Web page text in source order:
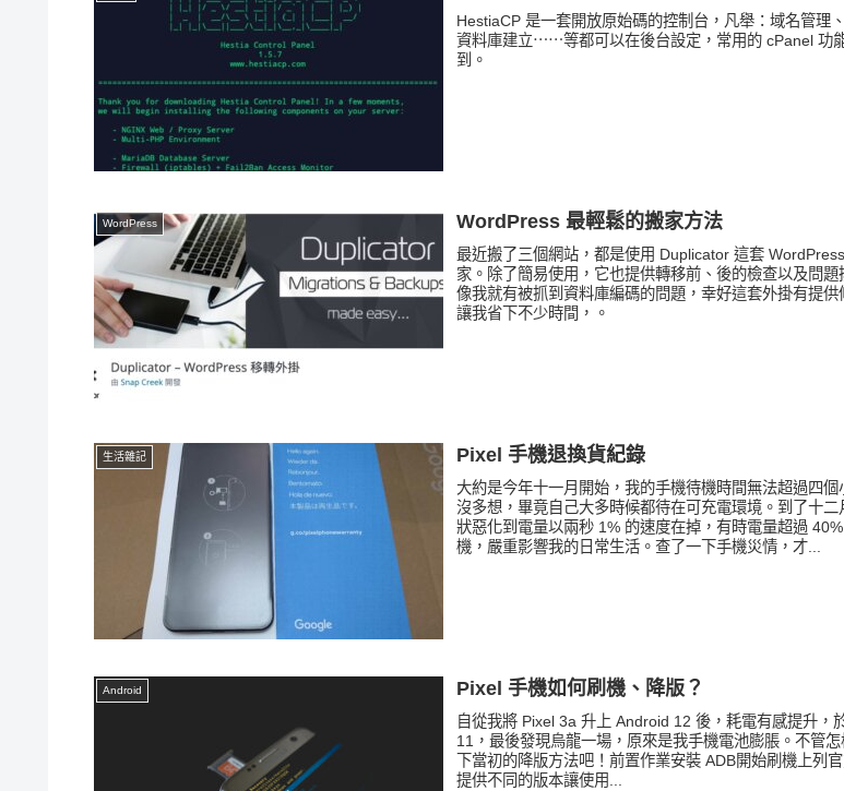
HestiaCP 是一套開放原始碼的控制台，凡舉：域名管理
資料庫建立⋯⋯等都可以在後台設定，常用的 cPanel 功
到。
WordPress WordPress 最輕鬆的搬家方法
最近搬了三個網站，都是使用 Duplicator 這套
家。除了簡易使用，它也提供轉移前、後的檢查以及問題
像我就有被抓到資料庫編碼的問題，幸好這套外掛有提供
讓我省下不少時間，。
生活雜記 Pixel 手機退換貨紀錄
大約是今年十一月開始，我的手機待機時間無法超過四個
沒多想，畢竟自己大多時候都待在可充電環境。到了十二
狀惡化到電量以兩秒 1% 的速度在掉，有時電量超過
機，嚴重影響我的日常生活。查了一下手機災情，才...
Android Pixel 手機如何刷機、降版？
自從我將 Pixel 3a 升上 Android 12 後，耗電有感提升，
11，最後發現烏龍一場，原來是我手機電池膨脹。不管
下當初的降版方法吧！前置作業安裝 ADB開始刷機上列
提供不同的版本讓使用...